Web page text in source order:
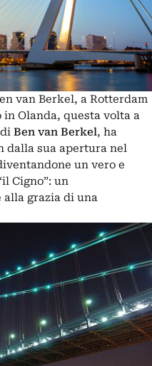
van Berkel, a Rotterdam
Olanda, questa volta a
di Ben van Berkel, ha
dalla sua apertura nel
un vero e
Cigno”: un
alla grazia di una